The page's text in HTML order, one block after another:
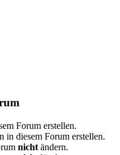
Forum erstellen.
in diesem Forum erstellen.
nicht ändern.